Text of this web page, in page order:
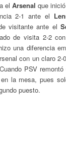
elArsenal que
2-1 ante el
visitante ante el
de visita 2-2
una diferencia
con un claro 2-
PSV remontó
la mesa, pues
puesto.